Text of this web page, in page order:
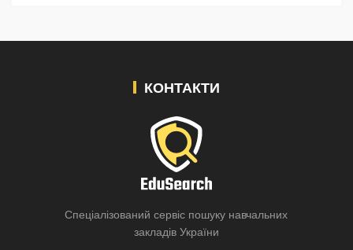
КОНТАКТИ
Спеціалізований сервіс пошуку навчальних
закладів України